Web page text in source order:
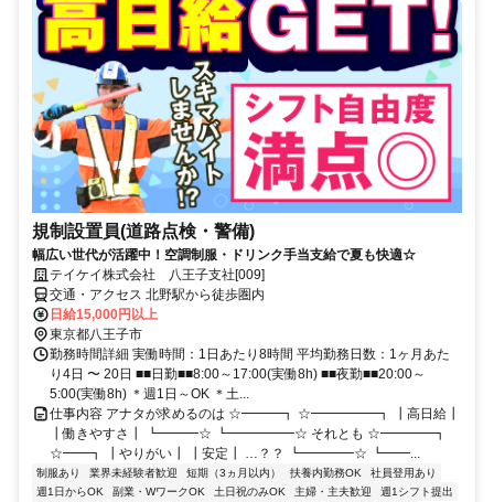
規制設置員(道路点検・警備)
幅広い世代が活躍中！空調制服・ドリンク手当支給で夏も快適☆
テイケイ株式会社 八王子支社[009]
交通・アクセス 北野駅から徒歩圏内
日給15,000円以上
東京都八王子市
勤務時間詳細 実働時間：1日あたり8時間 平均勤務日数：1ヶ月あた
り4日 〜 20日 ■■日勤■■8:00～17:00(実働8h) ■■夜勤■■20:00～
5:00(実働8h) ＊週1日～OK ＊土...
仕事内容 アナタが求めるのは ☆━━━┓ ☆━━━━━┓ ┃高日給┃
┃働きやすさ┃ ┗━━━☆ ┗━━━━━☆ それとも ☆━━━━┓
☆━━┓ ┃やりがい┃ ┃安定┃ …？？ ┗━━━━☆ ┗━━...
制服あり 業界未経験者歓迎 短期（3ヵ月以内） 扶養内勤務OK
社員登用あり
週1日からOK
副業・WワークOK 土日祝のみOK 主婦・主夫歓迎
週1シフト提出